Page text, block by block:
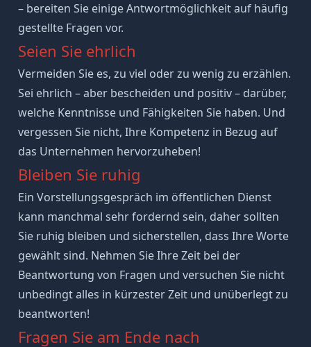
– bereiten Sie einige Antwortmöglichkeit auf häufig
gestellte Fragen vor.
Seien Sie ehrlich
Vermeiden Sie es, zu viel oder zu wenig zu erzählen.
Sei ehrlich – aber bescheiden und positiv – darüber,
welche Kenntnisse und Fähigkeiten Sie haben. Und
vergessen Sie nicht, Ihre Kompetenz in Bezug auf
das Unternehmen hervorzuheben!
Bleiben Sie ruhig
Ein Vorstellungsgespräch im öffentlichen Dienst
kann manchmal sehr fordernd sein, daher sollten
Sie ruhig bleiben und sicherstellen, dass Ihre Worte
gewählt sind. Nehmen Sie Ihre Zeit bei der
Beantwortung von Fragen und versuchen Sie nicht
unbedingt alles in kürzester Zeit und unüberlegt zu
beantworten!
Fragen Sie am Ende nach